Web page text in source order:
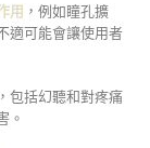
用 ，例如瞳孔擴
適可能會讓使用者
包括幻聽和對疼痛
。